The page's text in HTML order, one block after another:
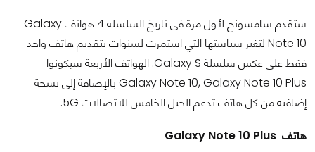
ستقدم سامسونج لأول مرة في تاريخ السلسلة 4 هواتف Galaxy
Note 10 لتغير سياستها التي استمرت لسنوات بتقديم هاتف واحد
فقط على عكس سلسلة Galaxy S. الهواتف الأربعة سيكونوا
Galaxy Note 10, Galaxy Note 10 Plus بالإضافة إلى نسخة
إضافية من كل هاتف تدعم الجيل الخامس للاتصالات 5G.
هاتف Galaxy Note 10 Plus